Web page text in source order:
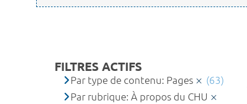
FILTRES ACTIFS
Par type de contenu: Pages
(63)
Par rubrique: À propos du CHU